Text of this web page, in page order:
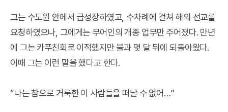
그는 수도원 안에서 급성장하였고, 수차례에 걸쳐 해외 선교를
요청하였으나, 그에게는 무어인의 개종 업무만 주어졌다. 만년
에 그는 카푸친회로 이적했지만 불과 몇 달 뒤에 되돌아왔다.
이때 그는 이런 말을 했다고 한다.
“나는 참으로 거룩한 이 사람들을 떠날 수 없어…”